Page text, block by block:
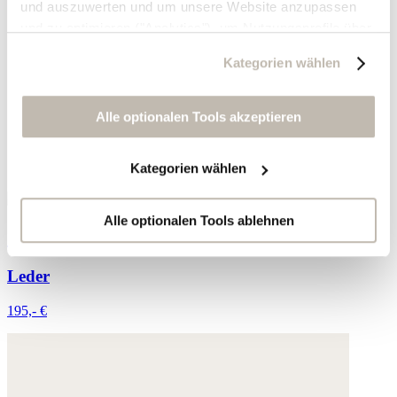
und auszuwerten und um unsere Website anzupassen
zu erstellen, um personalisierte Werbung auszuliefern,
Sie erneut mit Werbung anzusprechen sowie um unsere
Werbekampagnen auszuwerten ("Marketing").
Ihre Daten werden mit Dienstanbietern geteilt, die wir in
der Datenschutzerklärung genauer auflisten oder wenn
Sie auf "Kategorien wählen" klicken.
Indem Sie auf "Alle optionalen Tools akzeptieren" klicken,
erklären Sie sich mit der Nutzung der optionalen Tools
wie zuvor beschrieben einverstanden.
Kategorien wählen
Alle optionalen Tools akzeptieren
Kategorien wählen
Alle optionalen Tools ablehnen
Geflochtene Sandalen
Leder
195,- €